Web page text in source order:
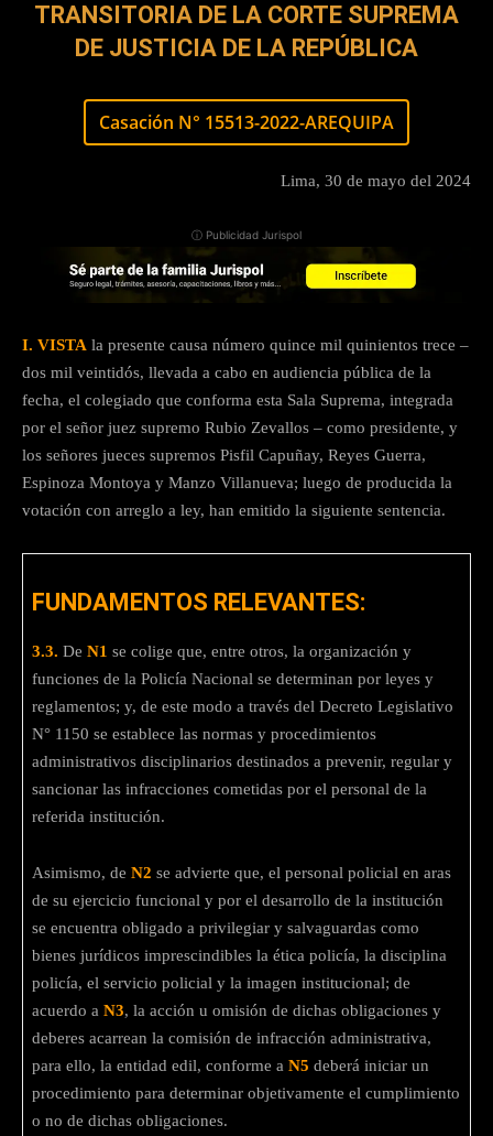
TRANSITORIA DE LA CORTE SUPREMA
DE JUSTICIA DE LA REPÚBLICA
Casación N° 15513-2022-AREQUIPA
Lima, 30 de mayo del 2024
ⓘ Publicidad Jurispol
I. VISTA la presente causa número quince mil quinientos trece –
dos mil veintidós, llevada a cabo en audiencia pública de la
fecha, el colegiado que conforma esta Sala Suprema, integrada
por el señor juez supremo Rubio Zevallos – como presidente, y
los señores jueces supremos Pisfil Capuñay, Reyes Guerra,
Espinoza Montoya y Manzo Villanueva; luego de producida la
votación con arreglo a ley, han emitido la siguiente sentencia.
FUNDAMENTOS RELEVANTES:
3.3. De N1 se colige que, entre otros, la organización y
funciones de la Policía Nacional se determinan por leyes y
reglamentos; y, de este modo a través del Decreto Legislativo
N° 1150 se establece las normas y procedimientos
administrativos disciplinarios destinados a prevenir, regular y
sancionar las infracciones cometidas por el personal de la
referida institución.
Asimismo, de N2 se advierte que, el personal policial en aras
de su ejercicio funcional y por el desarrollo de la institución
se encuentra obligado a privilegiar y salvaguardas como
bienes jurídicos imprescindibles la ética policía, la disciplina
policía, el servicio policial y la imagen institucional; de
acuerdo a N3, la acción u omisión de dichas obligaciones y
deberes acarrean la comisión de infracción administrativa,
para ello, la entidad edil, conforme a N5 deberá iniciar un
procedimiento para determinar objetivamente el cumplimiento
o no de dichas obligaciones.